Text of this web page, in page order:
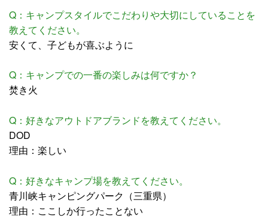
Q：キャンプスタイルでこだわりや大切にしていることを
教えてください。
安くて、子どもが喜ぶように
Q：キャンプでの一番の楽しみは何ですか？
焚き火
Q：好きなアウトドアブランドを教えてください。
DOD
理由：楽しい
Q：好きなキャンプ場を教えてください。
青川峡キャンピングパーク（三重県）
理由：ここしか行ったことない